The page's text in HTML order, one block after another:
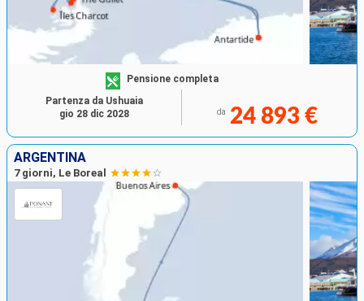
Pensione completa
da 24 893 €
Partenza da Ushuaia
gio 28 dic 2028
ARGENTINA
7 giorni, Le Boreal